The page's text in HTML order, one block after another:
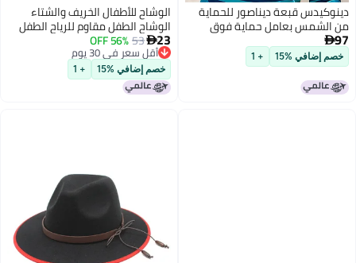
دينوكيدس قبعة ديناصور للحماية
من الشمس بعامل حماية فوق
البنفسجي
97
خصم إضافي %15 + 1
الوشاح للأطفال الخريف والشتاء
الوشاح الطفل مقاوم للرياح الطفل
سميك الرقبة الدافئة حماية الرقبة
الأكمام للبنات والفتيان اليابانية
الكورية Ins
23
53
56% OFF
أقل سعر في 30 يوم
أقل سعر في 30 يوم
خصم إضافي %15 + 1